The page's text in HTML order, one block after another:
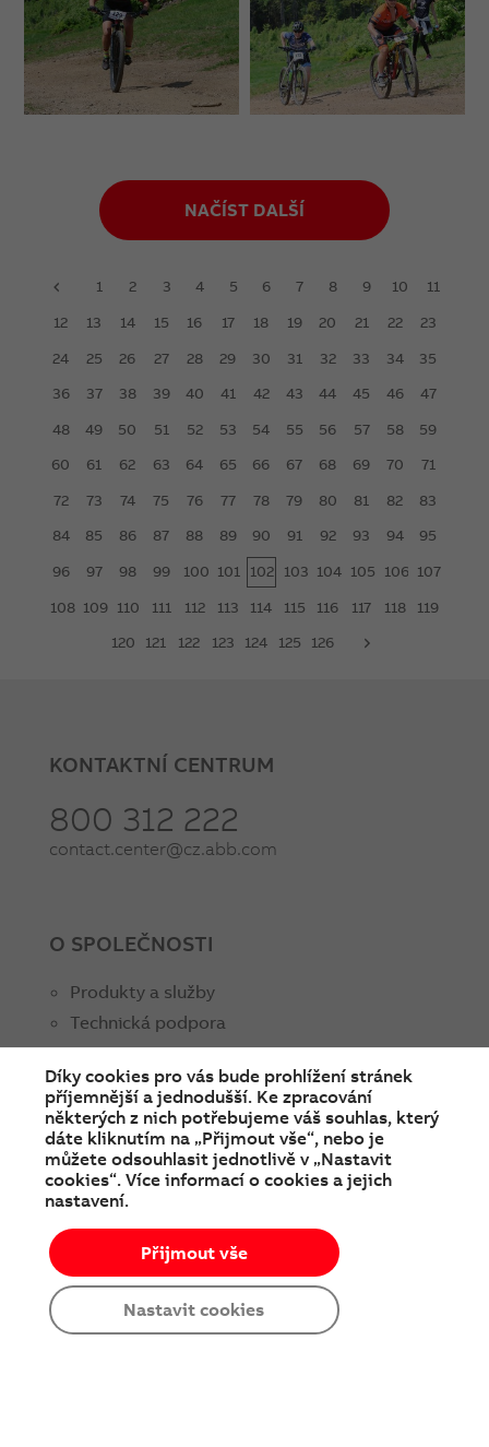
NAČÍST DALŠÍ
1 2 3 4 5 6 7 8 9 10
11
12
13 14 15 16 17 18 19 20 21 22
23
24
25 26 27 28 29 30 31 32 33 34
35
36
37 38 39 40 41 42 43 44 45 46
47
48
49 50 51 52 53 54 55 56 57 58
59
60
61 62 63 64 65 66 67 68 69 70
71
72
73 74 75 76 77 78 79 80 81 82
83
84
85 86 87 88 89 90 91 92 93 94
95
96
97 98 99 100 101 102 103 104 105 106 107
108 109 110 111 112 113 114 115 116 117 118
119
120
121 122 123 124 125
126
KONTAKTNÍ CENTRUM
800 312 222
contact.center@cz.abb.com
O SPOLEČNOSTI
Produkty a služby
Technická podpora
Obchodní kontakty
ABB ČR
O nás
Média
Soutěže a prodejní akce
Díky cookies pro vás bude prohlížení stránek
příjemnější a jednodušší. Ke zpracování
některých z nich potřebujeme váš souhlas, který
dáte kliknutím na „Přijmout vše“, nebo je
můžete odsouhlasit jednotlivě v „Nastavit
cookies“. Více informací o cookies a jejich
nastavení.
Nastavit cookies
Přijmout vše